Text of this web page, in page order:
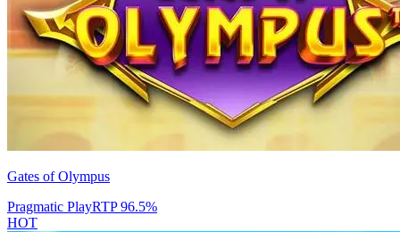
Gates of Olympus
Pragmatic PlayRTP96.5%
HOT